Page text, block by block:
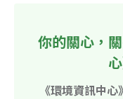
你的關心，
《環境資訊中